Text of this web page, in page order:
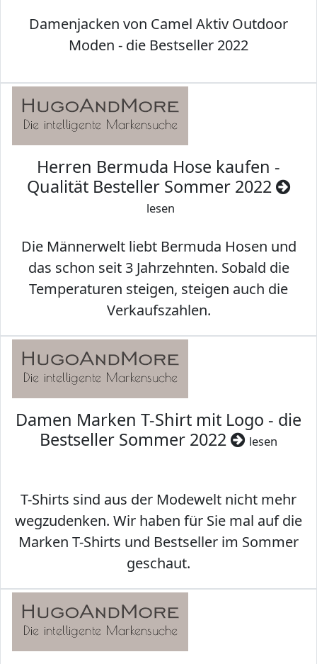
Damenjacken von Camel Aktiv Outdoor
Moden - die Bestseller 2022
Herren Bermuda Hose kaufen -
Qualität Besteller Sommer 2022
lesen
Die Männerwelt liebt Bermuda Hosen und
das schon seit 3 Jahrzehnten. Sobald die
Temperaturen steigen, steigen auch die
Verkaufszahlen.
Damen Marken T-Shirt mit Logo - die
Bestseller Sommer 2022
lesen
T-Shirts sind aus der Modewelt nicht mehr
wegzudenken. Wir haben für Sie mal auf die
Marken T-Shirts und Bestseller im Sommer
geschaut.